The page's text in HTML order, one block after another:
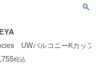
ラ
UWバルコニーKカップ
税込